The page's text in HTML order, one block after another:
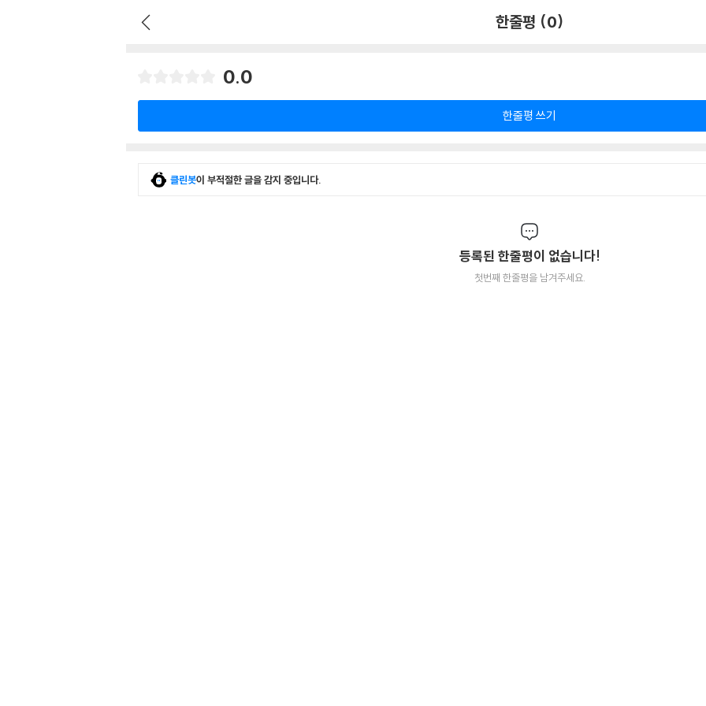
한줄평 (0)
0.0
한줄평 쓰기
클린봇이 부적절한 글을 감지 중입니다.
등록된 한줄평이 없습니다!
첫번째 한줄평을 남겨주세요.